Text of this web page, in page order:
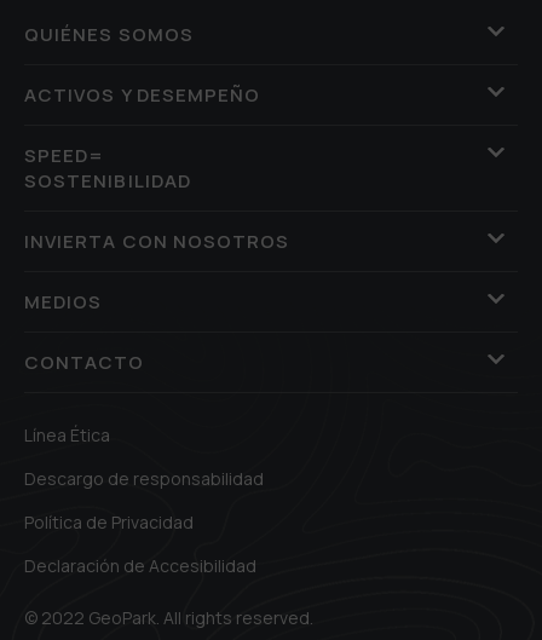
QUIÉNES SOMOS
ACTIVOS Y DESEMPEÑO
SPEED=
SOSTENIBILIDAD
INVIERTA CON NOSOTROS
MEDIOS
CONTACTO
© 2022 GeoPark. All rights reserved.
Línea Ética
Descargo de responsabilidad
Política de Privacidad
Declaración de Accesibilidad